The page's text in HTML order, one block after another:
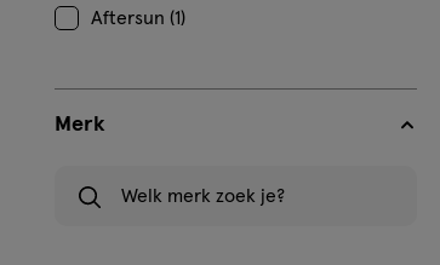
Aftersun (1)
Merk